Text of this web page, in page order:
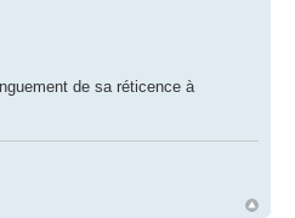
de sa réticence à